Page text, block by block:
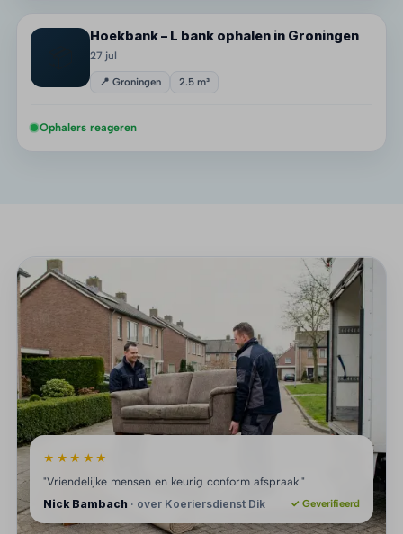
Hoekbank – L bank ophalen in Groningen
27 jul
📍 Groningen 2.5 m³
Ophalers reageren
★★★★★
"Vriendelijke mensen en keurig conform afspraak."
Nick Bambach · over Koeriersdienst Dik ✓ Geverifieerd